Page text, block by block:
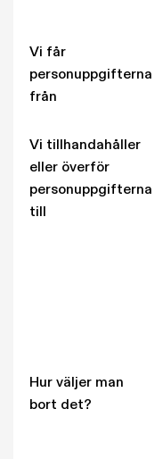
Vi får
personuppgifterna
från
Vi tillhandahåller
eller överför
personuppgifterna
till
Hur väljer man
bort det?